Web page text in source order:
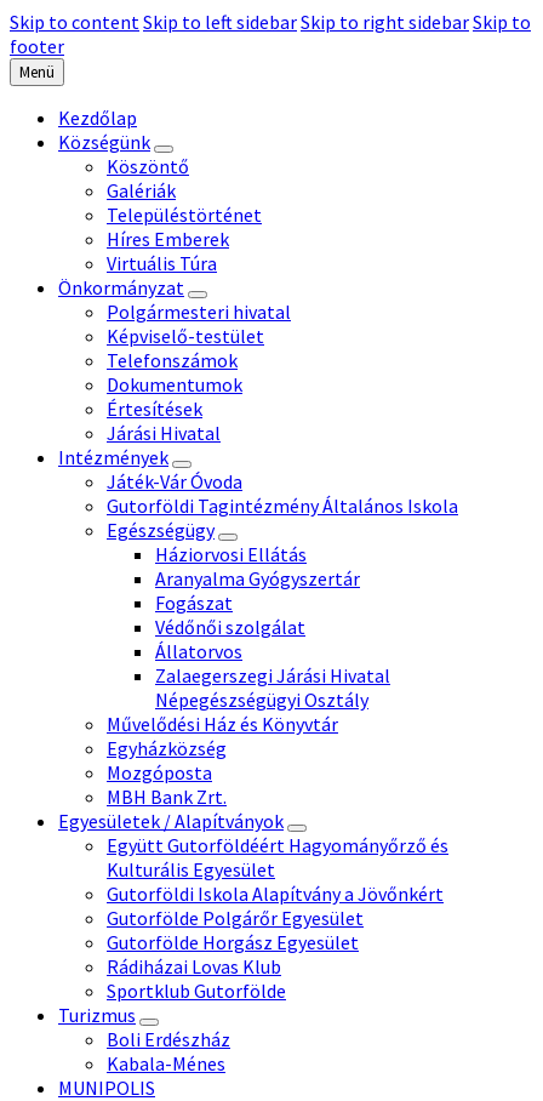
Skip to contentSkip to left sidebarSkip to right sidebarSkip to
footer
Menü
Kezdőlap
Községünk
Köszöntő
Galériák
Településtörténet
Híres Emberek
Virtuális Túra
Önkormányzat
Polgármesteri hivatal
Képviselő-testület
Telefonszámok
Dokumentumok
Értesítések
Járási Hivatal
Intézmények
Játék-Vár Óvoda
Gutorföldi Tagintézmény Általános Iskola
Egészségügy
Háziorvosi Ellátás
Aranyalma Gyógyszertár
Fogászat
Védőnői szolgálat
Állatorvos
Zalaegerszegi Járási Hivatal
Népegészségügyi Osztály
Művelődési Ház és Könyvtár
Egyházközség
Mozgóposta
MBH Bank Zrt.
Egyesületek / Alapítványok
Együtt Gutorföldéért Hagyományőrző és
Kulturális Egyesület
Gutorföldi Iskola Alapítvány a Jövőnkért
Gutorfölde Polgárőr Egyesület
Gutorfölde Horgász Egyesület
Rádiházai Lovas Klub
Sportklub Gutorfölde
Turizmus
Boli Erdészház
Kabala-Ménes
MUNIPOLIS